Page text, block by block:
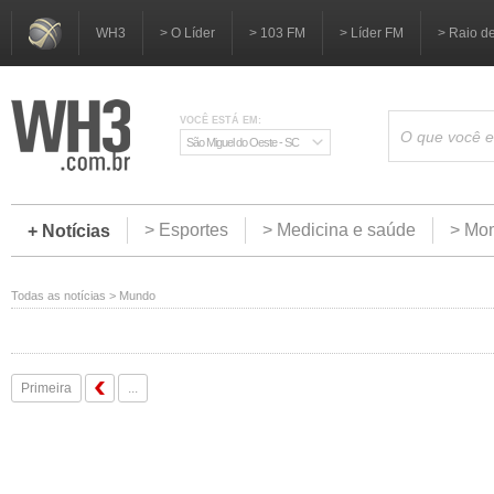
WH3 > O Líder > 103 FM > Líder FM > Raio
VOCÊ ESTÁ EM:
São Miguel do Oeste - SC
+ Notícias > Esportes > Medicina e saúde >
Todas as notícias > Mundo
Primeira ...